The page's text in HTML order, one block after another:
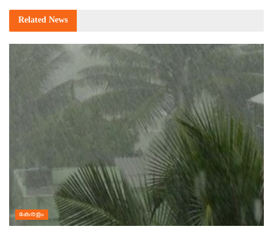
Related News
കേരളം